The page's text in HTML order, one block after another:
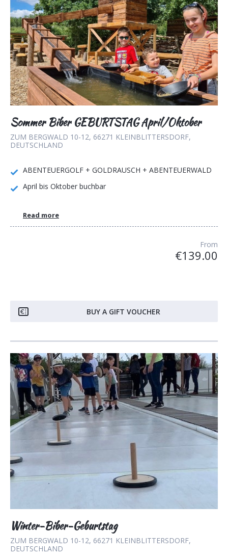
Sommer Biber GEBURTSTAG April/Oktober
ZUM BERGWALD 10-12, 66271 KLEINBLITTERSDORF,
DEUTSCHLAND
ABENTEUERGOLF + GOLDRAUSCH + ABENTEUERWALD
April bis Oktober buchbar
Read more
From
€139.00
BUY A GIFT VOUCHER
Winter-Biber-Geburtstag
ZUM BERGWALD 10-12, 66271 KLEINBLITTERSDORF,
DEUTSCHLAND